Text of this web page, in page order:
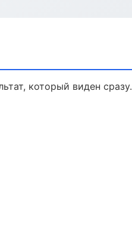
который виден сразу.